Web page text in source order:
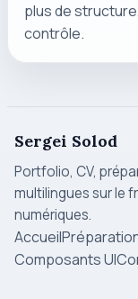
plus de
contrôle.
Sergei Solod
Portfolio, CV,
multilingues sur le
numériques.
Accueil
Composants UI